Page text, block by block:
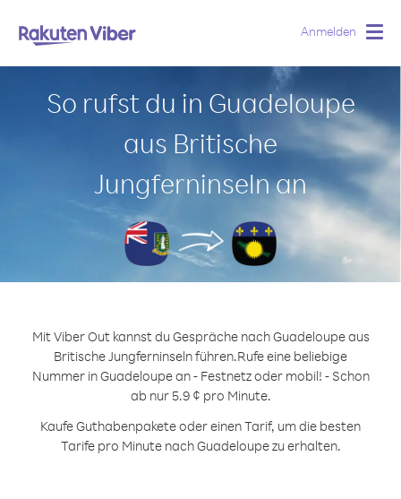
Anmelden
So rufst du in Guadeloupe
aus Britische
Jungferninseln an
Mit Viber Out kannst du Gespräche nach Guadeloupe aus
Britische Jungferninseln führen.Rufe eine beliebige
Nummer in Guadeloupe an - Festnetz oder mobil! - Schon
ab nur 5.9 ¢ pro Minute.
Kaufe Guthabenpakete oder einen Tarif, um die besten
Tarife pro Minute nach Guadeloupe zu erhalten.